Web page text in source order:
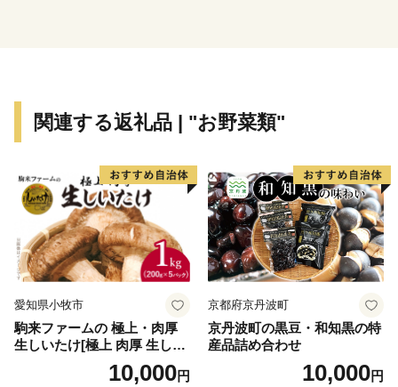
『つながる五條、あつまる五條』としての発展が期待さ
【お問合せ先】
五條市ふるさと納税事務局
TEL：050-3090-1717
メール：gojo29@support-bpo.com
関連する返礼品 | "お野菜類"
愛知県小牧市
駒来ファームの 極上・肉厚
生しいたけ[極上 肉厚 生しい
たけ 生シイタケ 生椎茸 安心
安全 国産 採れたて 新鮮 きの
10,000円
京都府京丹波町
京丹波町の黒豆・和知黒の特
産品詰め合わせ
10,000円